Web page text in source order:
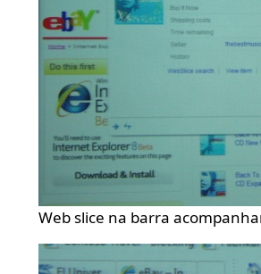
Web slice na barra